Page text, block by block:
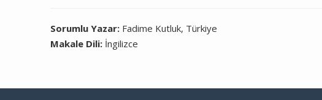
Sorumlu Yazar: Fadime Kutluk, Türkiye
Makale Dili: İngilizce